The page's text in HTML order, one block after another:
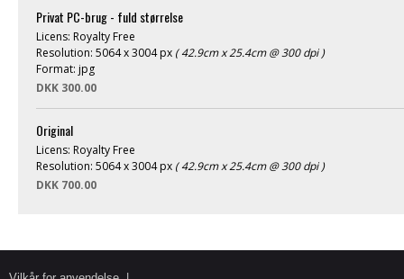
Privat PC-brug - fuld størrelse
Licens: Royalty Free
Resolution: 5064 x 3004 px ( 42.9cm x 25.4cm @ 300 dpi )
Format: jpg
DKK 300.00
Original
Licens: Royalty Free
Resolution: 5064 x 3004 px ( 42.9cm x 25.4cm @ 300 dpi )
DKK 700.00